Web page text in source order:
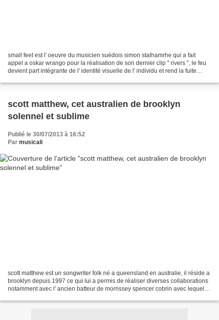
small feet est l' oeuvre du musicien suédois simon stalhamrhe qui a fait
appel a oskar wrango pour la réalisation de son dernier clip '' rivers '', le feu
devient part intégrante de l' identité visuelle de l' individu et rend la fuite
scott matthew, cet australien de brooklyn
solennel et sublime
Publié le 30/07/2013 à 16:52
Par musicali
scott matthew est un songwriter folk né a queensland en australie, il réside a
brooklyn depuis 1997 ce qui lui a permis de réaliser diverses collaborations
notamment avec l' ancien batteur de morrissey spencer cobrin avec lequel il